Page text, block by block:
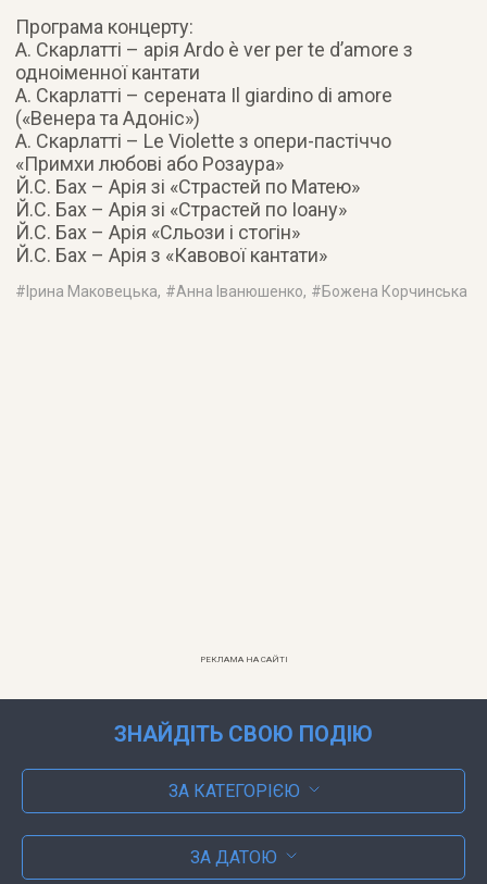
Програма концерту:
А. Скарлатті – арія Ardo è ver per te d’amore з
одноіменної кантати
А. Скарлатті – серената Il giardino di amore
(«Венера та Адоніс»)
А. Скарлатті – Le Violette з опери-пастіччо
«Примхи любові або Розаура»
Й.С. Бах – Арія зі «Страстей по Матею»
Й.С. Бах – Арія зі «Страстей по Іоану»
Й.С. Бах – Арія «Сльози і стогін»
Й.С. Бах – Арія з «Кавової кантати»
#Ірина Маковецька, #Анна Іванюшенко, #Божена Корчинська
РЕКЛАМА НА САЙТІ
ЗНАЙДІТЬ СВОЮ ПОДІЮ
ЗА КАТЕГОРІЄЮ
ЗА ДАТОЮ